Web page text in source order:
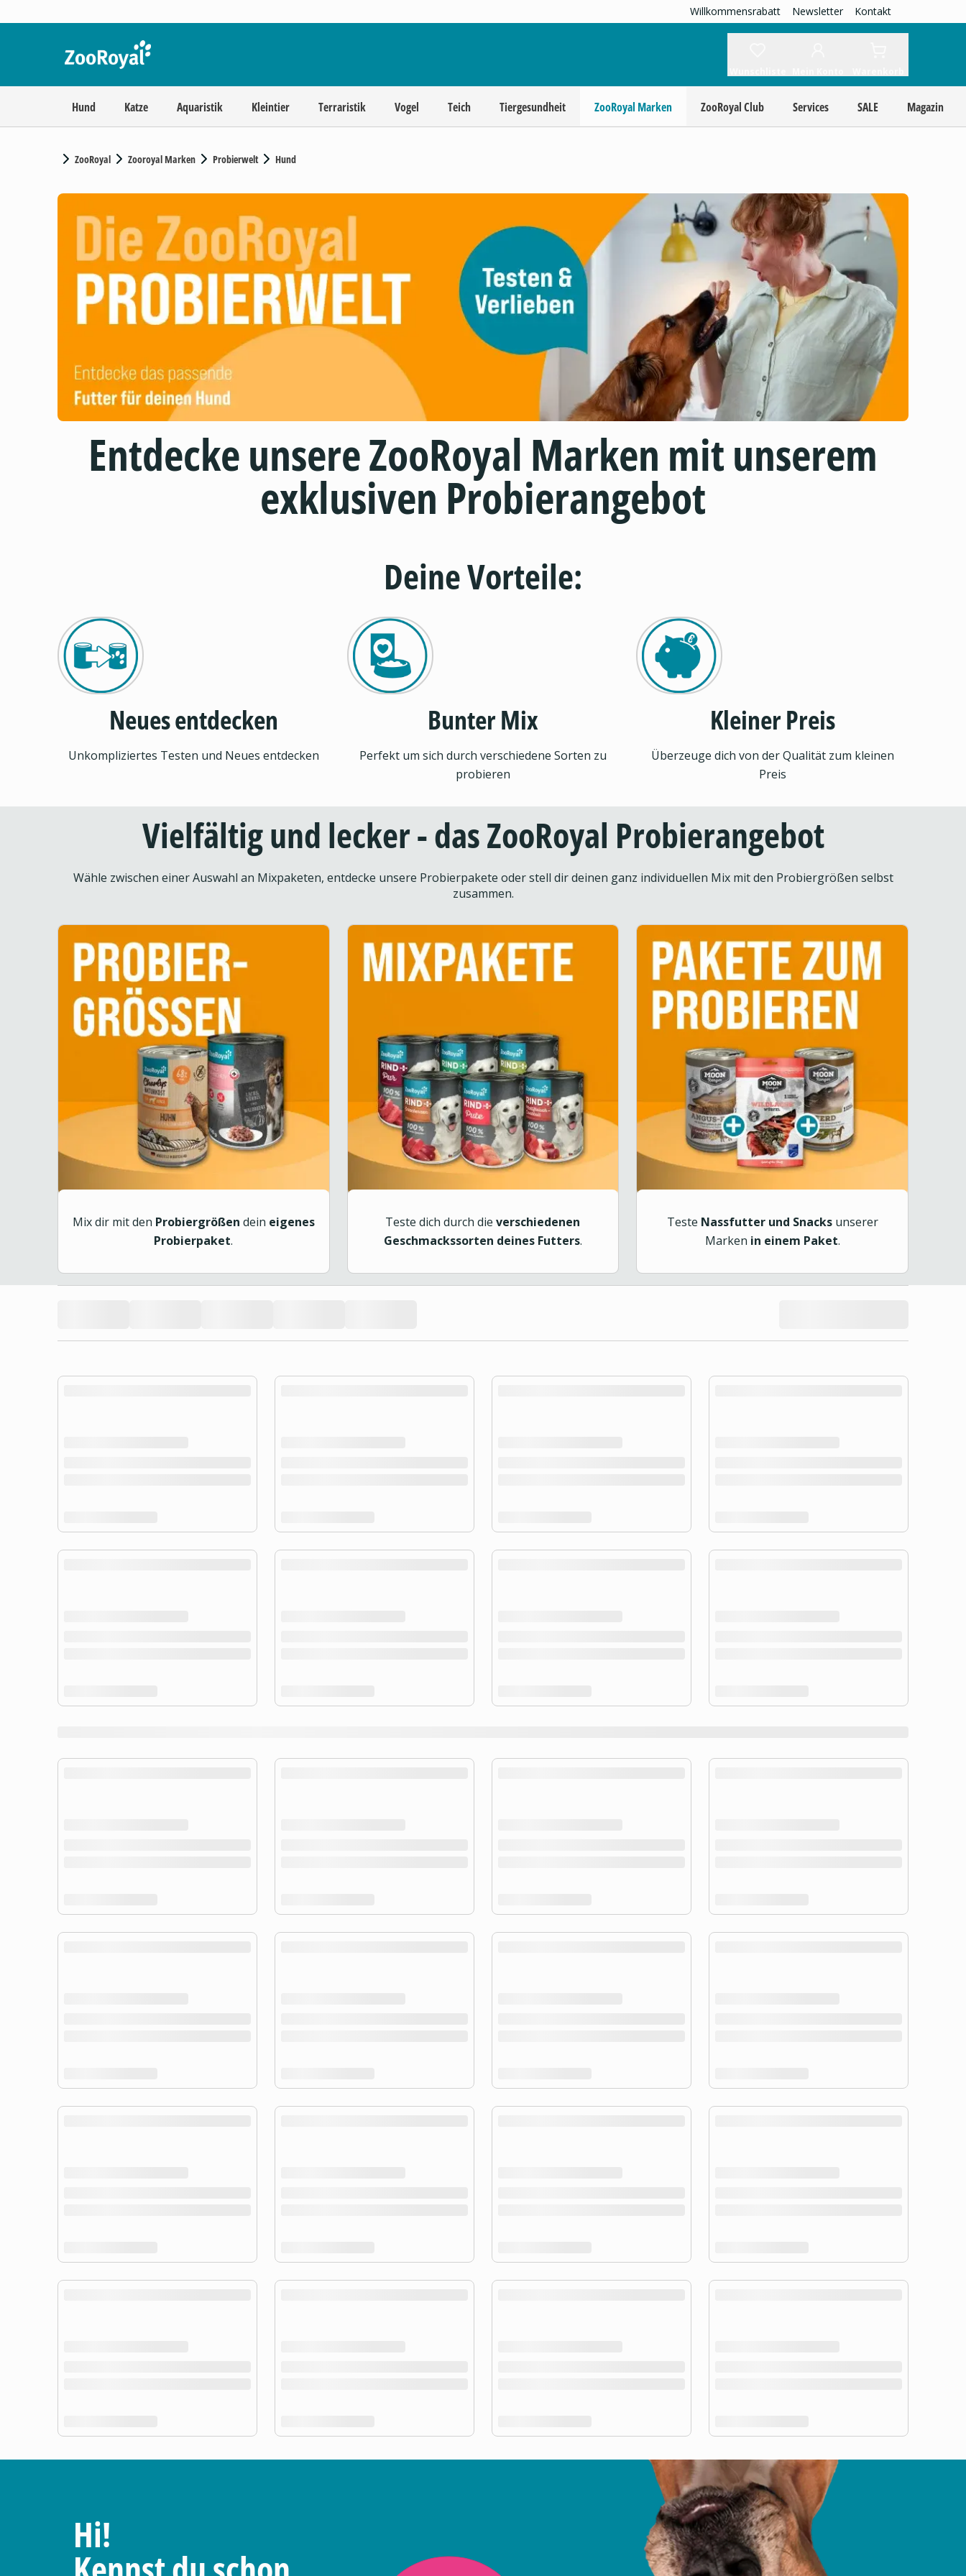
Willkommensrabatt Newsletter Kontakt
Hund Katze Aquaristik Kleintier Terraristik Vogel Teich Tiergesundheit ZooRoyal Marken ZooRoyal Club Services SALE Magazin
ZooRoyal Zooroyal Marken Probierwelt Hund
Entdecke unsere ZooRoyal Marken mit unserem
exklusiven Probierangebot
Deine Vorteile:
Neues entdecken
Unkompliziertes Testen und Neues entdecken
Bunter Mix
Perfekt um sich durch verschiedene Sorten zu
probieren
Kleiner Preis
Überzeuge dich von der Qualität zum kleinen
Preis
Vielfältig und lecker - das ZooRoyal Probierangebot
Wähle zwischen einer Auswahl an Mixpaketen, entdecke unsere Probierpakete oder stell dir deinen ganz individuellen Mix mit den Probiergrößen selbst
zusammen.
Mix dir mit den Probiergrößen dein eigenes
Probierpaket.
Teste dich durch dieverschiedenen
Geschmackssorten deines Futters.
Teste Nassfutter und Snacksunserer
Marken in einem Paket.
Hi!